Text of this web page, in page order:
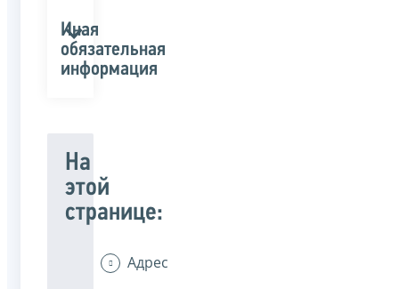
Иная
обязательная
информация
На
этой
странице:
Адрес